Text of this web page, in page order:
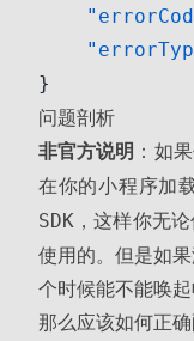
}
问题剖析
非官方说明 ：如
在你的小程序加
SDK ，这样你无
使用的。但是如
个时候能不能唤起
那么应该如何正